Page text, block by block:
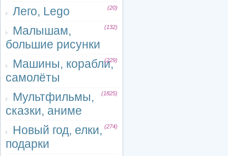
Лего, Lego (20)
Малышам,
большие рисунки
(132)
Машины, корабли,
самолёты
(229)
Мультфильмы,
сказки, аниме
(1825)
Новый год, елки,
подарки
(274)